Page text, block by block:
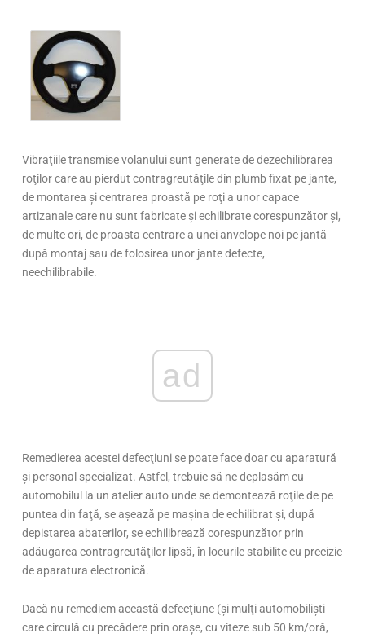
Vibraţiile transmise volanului sunt generate de dezechilibrarea
roţilor care au pierdut contragreutăţile din plumb fixat pe jante,
de montarea şi centrarea proastă pe roţi a unor capace
artizanale care nu sunt fabricate şi echilibrate corespunzător şi,
de multe ori, de proasta centrare a unei anvelope noi pe jantă
după montaj sau de folosirea unor jante defecte,
neechilibrabile.
ad
Remedierea acestei defecţiuni se poate face doar cu aparatură
şi personal specializat. Astfel, trebuie să ne deplasăm cu
automobilul la un atelier auto unde se demontează roţile de pe
puntea din faţă, se aşează pe maşina de echilibrat şi, după
depistarea abaterilor, se echilibrează corespunzător prin
adăugarea contragreutăţilor lipsă, în locurile stabilite cu precizie
de aparatura electronică.
Dacă nu remediem această defecţiune (şi mulţi automobilişti
care circulă cu precădere prin oraşe, cu viteze sub 50 km/oră,